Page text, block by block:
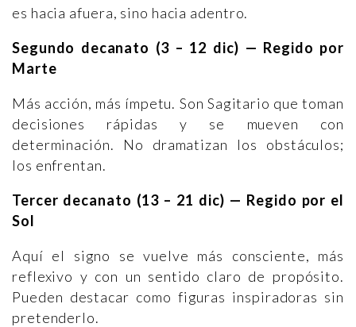
es hacia afuera, sino hacia adentro.
Segundo decanato (3 – 12 dic) — Regido por
Marte
Más acción, más ímpetu. Son Sagitario que toman
decisiones rápidas y se mueven con
determinación. No dramatizan los obstáculos;
los enfrentan.
Tercer decanato (13 – 21 dic) — Regido por el
Sol
Aquí el signo se vuelve más consciente, más
reflexivo y con un sentido claro de propósito.
Pueden destacar como figuras inspiradoras sin
pretenderlo.